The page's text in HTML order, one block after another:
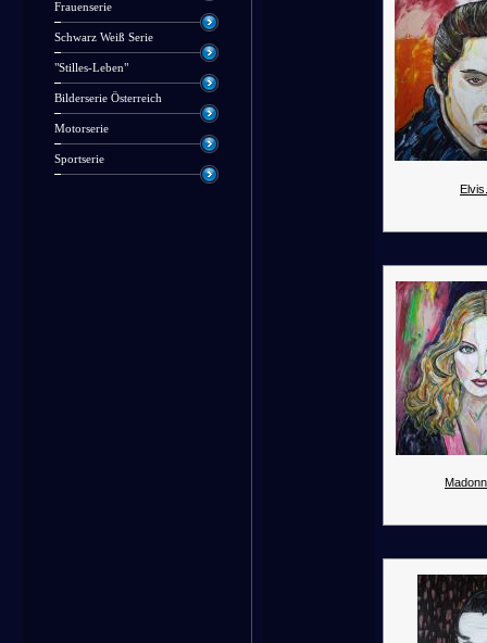
Frauenserie
Schwarz Weiß Serie
"Stilles-Leben"
Bilderserie Österreich
Motorserie
Sportserie